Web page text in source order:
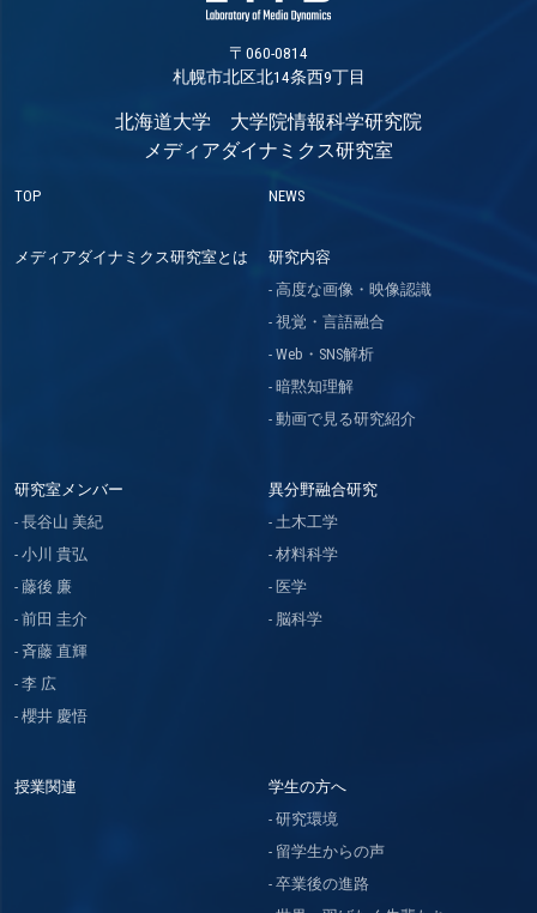
〒060-0814
札幌市北区北14条西9丁目
北海道大学 大学院情報科学研究院
メディアダイナミクス研究室
TOP NEWS
メディアダイナミクス研究室とは
研究内容
高度な画像・映像認識
視覚・言語融合
Web・SNS解析
暗黙知理解
動画で見る研究紹介
研究室メンバー
長谷山 美紀
小川 貴弘
藤後 廉
前田 圭介
斉藤 直輝
李 広
櫻井 慶悟
異分野融合研究
土木工学
材料科学
医学
脳科学
授業関連
学生の方へ
研究環境
留学生からの声
卒業後の進路